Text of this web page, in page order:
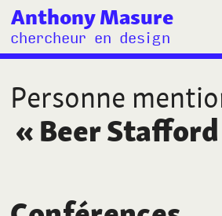
Anthony Masure
chercheur en design
Personne
« Beer Stafford